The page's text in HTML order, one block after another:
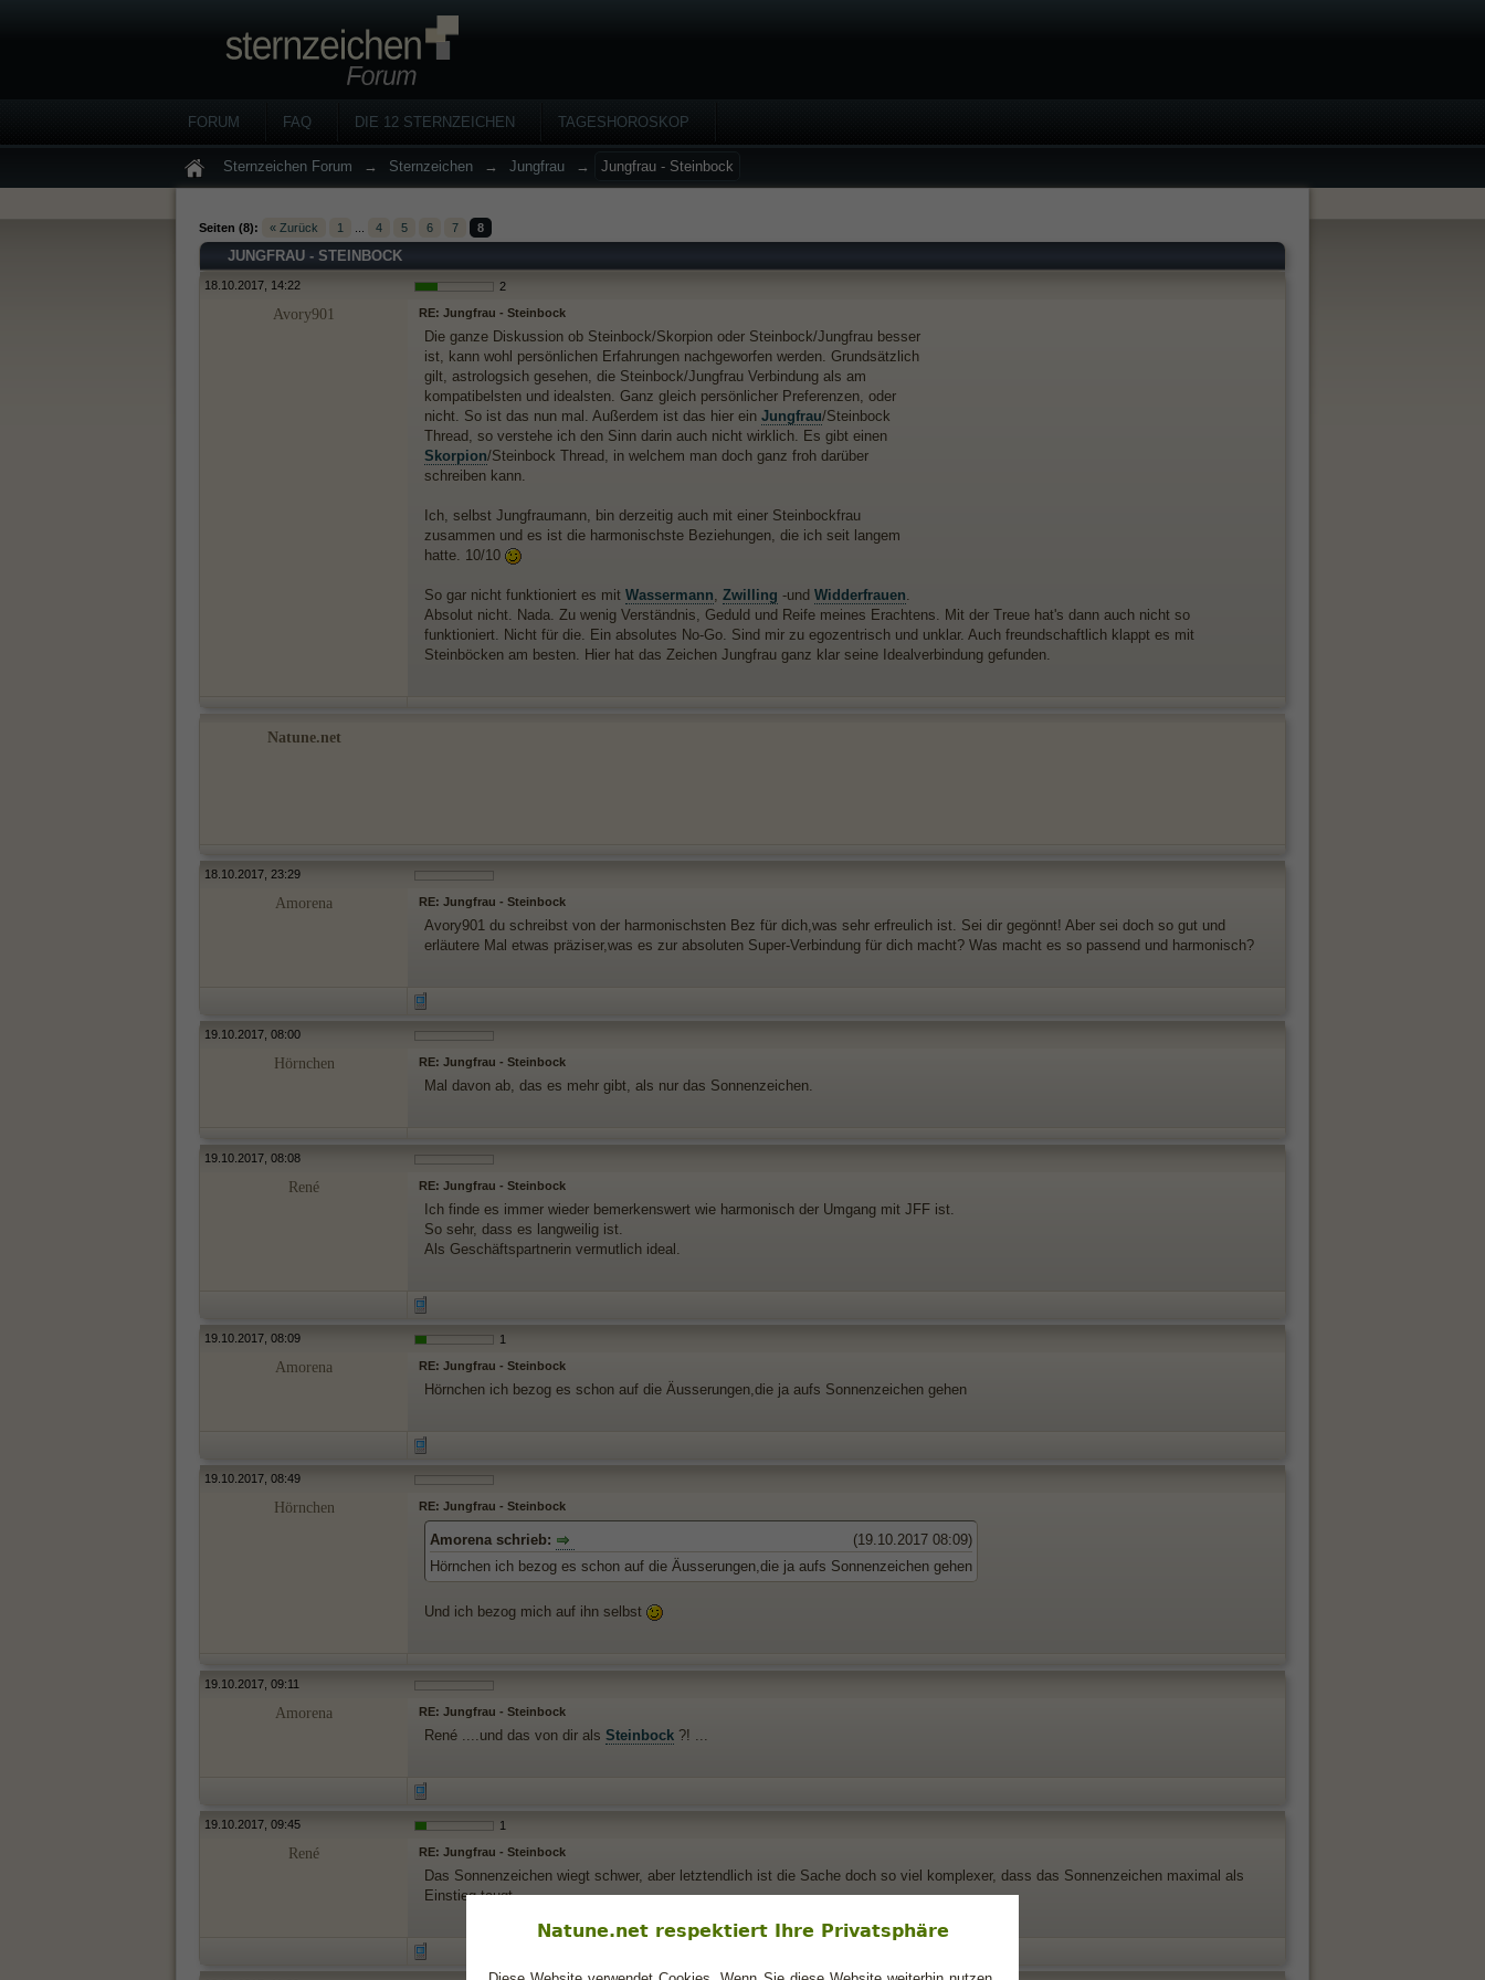
FORUM FAQ DIE 12 STERNZEICHEN TAGESHOROSKOP
Sternzeichen Forum → Sternzeichen → Jungfrau → Jungfrau - Steinbock
Seiten (8): « Zurück 1 4 5 6 7 8
JUNGFRAU - STEINBOCK
18.10.2017, 14:22 2
Avory901 RE: Jungfrau - Steinbock
Die ganze Diskussion ob Steinbock/Skorpion oder Steinbock/Jungfrau besser
ist, kann wohl persönlichen Erfahrungen nachgeworfen werden. Grundsätzlich
gilt, astrologsich gesehen, die Steinbock/Jungfrau Verbindung als am
kompatibelsten und idealsten. Ganz gleich persönlicher Preferenzen, oder
nicht. So ist das nun mal. Außerdem ist das hier ein Jungfrau/Steinbock
Thread, so verstehe ich den Sinn darin auch nicht wirklich. Es gibt einen
Skorpion/Steinbock Thread, in welchem man doch ganz froh darüber
schreiben kann.
Ich, selbst Jungfraumann, bin derzeitig auch mit einer Steinbockfrau
zusammen und es ist die harmonischste Beziehungen, die ich seit langem
hatte. 10/10
So gar nicht funktioniert es mit Wassermann, Zwilling -und Widderfrauen.
Absolut nicht. Nada. Zu wenig Verständnis, Geduld und Reife meines Erachtens. Mit der Treue hat's dann auch nicht so
funktioniert. Nicht für die. Ein absolutes No-Go. Sind mir zu egozentrisch und unklar. Auch freundschaftlich klappt es mit
Steinböcken am besten. Hier hat das Zeichen Jungfrau ganz klar seine Idealverbindung gefunden.
Natune.net
18.10.2017, 23:29
Amorena RE: Jungfrau - Steinbock
Avory901 du schreibst von der harmonischsten Bez für dich,was sehr erfreulich ist. Sei dir gegönnt! Aber sei doch so gut und
erläutere Mal etwas präziser,was es zur absoluten Super-Verbindung für dich macht? Was macht es so passend und harmonisch?
19.10.2017, 08:00
Hörnchen RE: Jungfrau - Steinbock
Mal davon ab, das es mehr gibt, als nur das Sonnenzeichen.
19.10.2017, 08:08
René RE: Jungfrau - Steinbock
Ich finde es immer wieder bemerkenswert wie harmonisch der Umgang mit JFF ist.
So sehr, dass es langweilig ist.
Als Geschäftspartnerin vermutlich ideal.
19.10.2017, 08:09 1
Amorena RE: Jungfrau - Steinbock
Hörnchen ich bezog es schon auf die Äusserungen,die ja aufs Sonnenzeichen gehen
19.10.2017, 08:49
Hörnchen RE: Jungfrau - Steinbock
(19.10.2017 08:09)
Amorena schrieb:
Hörnchen ich bezog es schon auf die Äusserungen,die ja aufs Sonnenzeichen gehen
Und ich bezog mich auf ihn selbst
19.10.2017, 09:11
Amorena RE: Jungfrau - Steinbock
René ....und das von dir als Steinbock ?! ...
19.10.2017, 09:45 1
René RE: Jungfrau - Steinbock
Das Sonnenzeichen wiegt schwer, aber letztendlich ist die Sache doch so viel komplexer, dass das Sonnenzeichen maximal als
Einstieg taugt.
Natune.net respektiert Ihre Privatsphäre